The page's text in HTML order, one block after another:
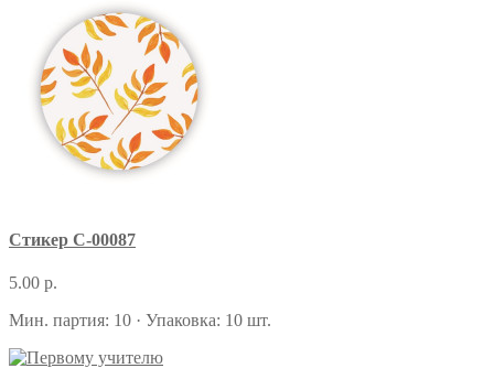
Стикер С-00087
5.00 р.
Мин. партия: 10 · Упаковка: 10 шт.